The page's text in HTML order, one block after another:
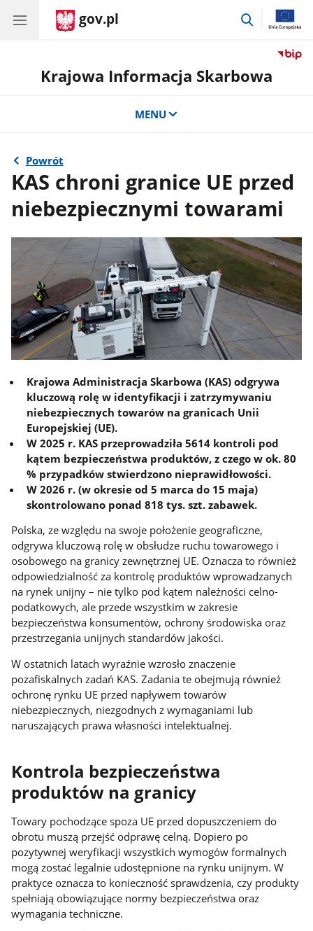
gov.pl
przejdź
Krajowa Informacja Skarbowa
MENU
Powrót
KAS chroni granice UE przed
niebezpiecznymi towarami
Krajowa Administracja Skarbowa (KAS) odgrywa
kluczową rolę w identyfikacji i zatrzymywaniu
niebezpiecznych towarów na granicach Unii
Europejskiej (UE).
W 2025 r. KAS przeprowadziła 5614 kontroli pod
kątem bezpieczeństwa produktów, z czego w ok. 80
% przypadków stwierdzono nieprawidłowości.
W 2026 r. (w okresie od 5 marca do 15 maja)
skontrolowano ponad 818 tys. szt. zabawek.
Polska, ze względu na swoje położenie geograficzne,
odgrywa kluczową rolę w obsłudze ruchu towarowego i
osobowego na granicy zewnętrznej UE. Oznacza to również
odpowiedzialność za kontrolę produktów wprowadzanych
na rynek unijny – nie tylko pod kątem należności celno-
podatkowych, ale przede wszystkim w zakresie
bezpieczeństwa konsumentów, ochrony środowiska oraz
przestrzegania unijnych standardów jakości.
W ostatnich latach wyraźnie wzrosło znaczenie
pozafiskalnych zadań KAS. Zadania te obejmują również
ochronę rynku UE przed napływem towarów
niebezpiecznych, niezgodnych z wymaganiami lub
naruszających prawa własności intelektualnej.
Kontrola bezpieczeństwa
produktów na granicy
Towary pochodzące spoza UE przed dopuszczeniem do
obrotu muszą przejść odprawę celną. Dopiero po
pozytywnej weryfikacji wszystkich wymogów formalnych
mogą zostać legalnie udostępnione na rynku unijnym. W
praktyce oznacza to konieczność sprawdzenia, czy produkty
spełniają obowiązujące normy bezpieczeństwa oraz
wymagania techniczne.